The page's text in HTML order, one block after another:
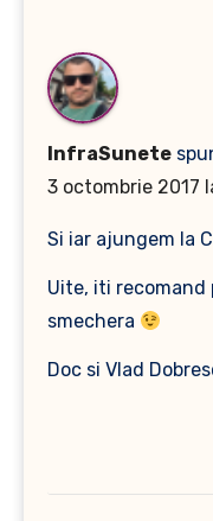
InfraSunete
3 octombrie 2017
Si iar ajungem la
Uite, iti recomand
smechera
Doc si Vlad